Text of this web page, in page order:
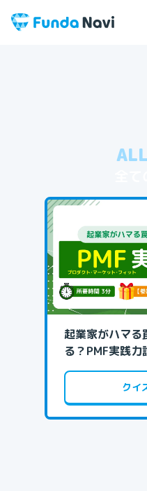
起業家がハマる
る？PMF実践力
クイ